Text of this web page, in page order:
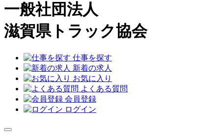
一般社団法人
滋賀県トラック協会
仕事を探す
新着の求人
お気に入り
よくある質問
会員登録
ログイン